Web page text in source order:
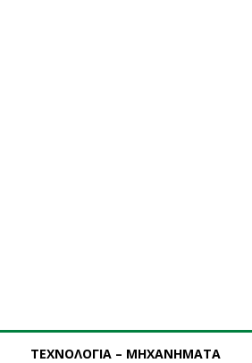
ΤΕΧΝΟΛΟΓΙΑ – ΜΗΧΑΝΗΜΑΤΑ